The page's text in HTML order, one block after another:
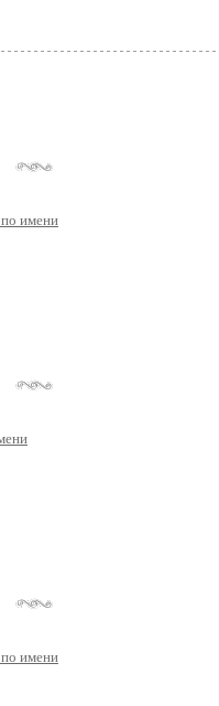
по имени
по имени